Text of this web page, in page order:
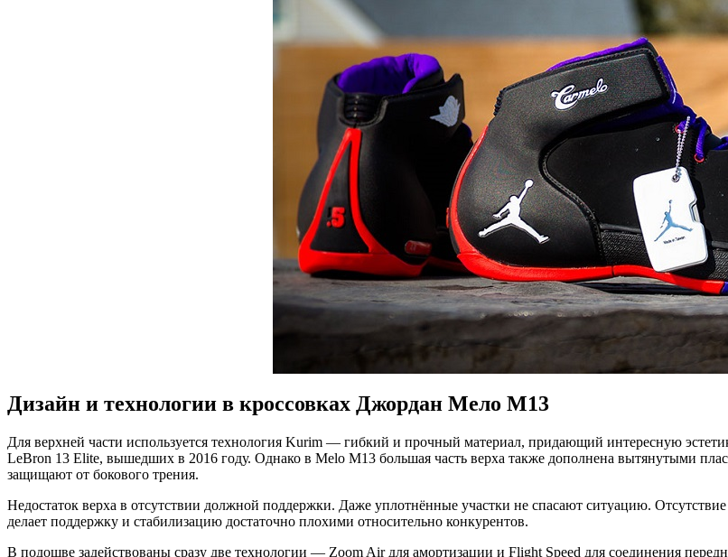
Дизайн и технологии в кроссовках Джордан Мело М13
Для верхней части используется технология Kurim — гибкий и прочный материал, придающий интересную
LeBron 13 Elite, вышедших в 2016 году. Однако в Melo M13 большая часть верха также дополнена вытянутыми
защищают от бокового трения.
Недостаток верха в отсутствии должной поддержки. Даже уплотнённые участки не спасают ситуацию.
делает поддержку и стабилизацию достаточно плохими относительно конкурентов.
В подошве задействованы сразу две технологии — Zoom Air для амортизации и Flight Speed для соединения